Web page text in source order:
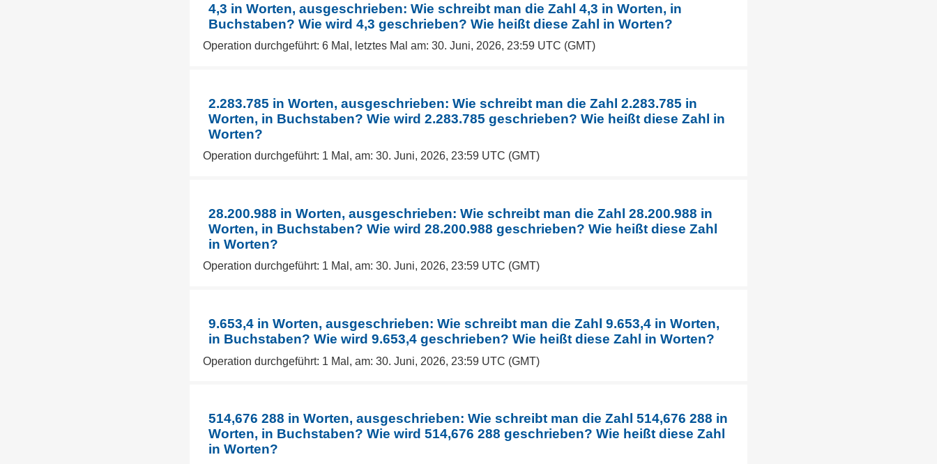
4,3 in Worten, ausgeschrieben: Wie schreibt man die Zahl 4,3 in Worten, in
Buchstaben? Wie wird 4,3 geschrieben? Wie heißt diese Zahl in Worten?
Operation durchgeführt: 6 Mal, letztes Mal am: 30. Juni, 2026, 23:59 UTC (GMT)
2.283.785 in Worten, ausgeschrieben: Wie schreibt man die Zahl 2.283.785 in
Worten, in Buchstaben? Wie wird 2.283.785 geschrieben? Wie heißt diese Zahl in
Worten?
Operation durchgeführt: 1 Mal, am: 30. Juni, 2026, 23:59 UTC (GMT)
28.200.988 in Worten, ausgeschrieben: Wie schreibt man die Zahl 28.200.988 in
Worten, in Buchstaben? Wie wird 28.200.988 geschrieben? Wie heißt diese Zahl
in Worten?
Operation durchgeführt: 1 Mal, am: 30. Juni, 2026, 23:59 UTC (GMT)
9.653,4 in Worten, ausgeschrieben: Wie schreibt man die Zahl 9.653,4 in Worten,
in Buchstaben? Wie wird 9.653,4 geschrieben? Wie heißt diese Zahl in Worten?
Operation durchgeführt: 1 Mal, am: 30. Juni, 2026, 23:59 UTC (GMT)
514,676 288 in Worten, ausgeschrieben: Wie schreibt man die Zahl 514,676 288 in
Worten, in Buchstaben? Wie wird 514,676 288 geschrieben? Wie heißt diese Zahl
in Worten?